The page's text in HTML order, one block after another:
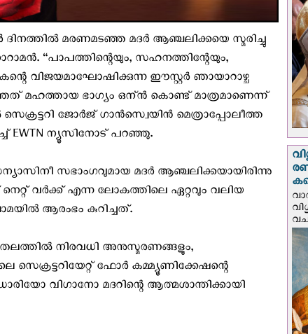
ദിനത്തില്‍ മരണമടഞ്ഞ മദര്‍ ആഞ്ചലിക്കയെ സ്മരിച്ചു
“പാപത്തിന്റെയും, സഹനത്തിന്റേയും,
വിജയമാഘോഷിക്കുന്ന ഈസ്റ്റര്‍ ഞായാറാഴ്ച
മഹത്തായ ഭാഗ്യം ഒന്ന്‍ കൊണ്ട് മാത്രമാണെന്ന്
ജോര്‍ജ് ഗാന്‍സ്വെയിന്‍ മെത്രാപ്പോലീത്ത
EWTN ന്യൂസിനോട് പറഞ്ഞു.
സഭാംഗവുമായ മദര്‍ ആഞ്ചലിക്കയായിരിന്നു
നെറ്റ് വര്‍ക്ക്‌ എന്ന ലോകത്തിലെ ഏറ്റവും വലിയ
ആരംഭം കുറിച്ചത്.
നിരവധി അനുസ്മരണങ്ങളും,
സെക്രട്ടറിയേറ്റ് ഫോര്‍ കമ്മ്യൂണിക്കേഷന്റെ
വിഗാനോ മദറിന്റെ ആത്മശാന്തിക്കായി